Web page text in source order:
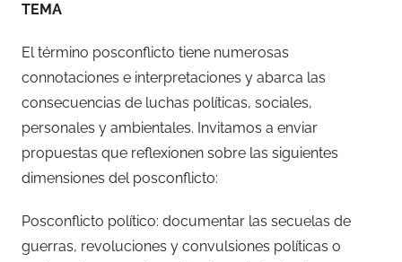
TEMA
El término posconflicto tiene numerosas
connotaciones e interpretaciones y abarca las
consecuencias de luchas políticas, sociales,
personales y ambientales. Invitamos a enviar
propuestas que reflexionen sobre las siguientes
dimensiones del posconflicto:
Posconflicto político: documentar las secuelas de
guerras, revoluciones y convulsiones políticas o